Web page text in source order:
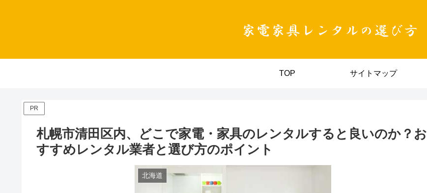
TOP サイトマップ
PR
札幌市清田区内、どこで家電・家具のレンタルすると良いのか？お
すすめレンタル業者と選び方のポイント
北海道